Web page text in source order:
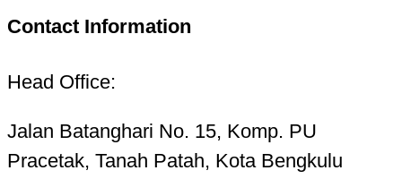
Contact Information
Head Office:
Jalan Batanghari No. 15, Komp. PU
Pracetak, Tanah Patah, Kota Bengkulu